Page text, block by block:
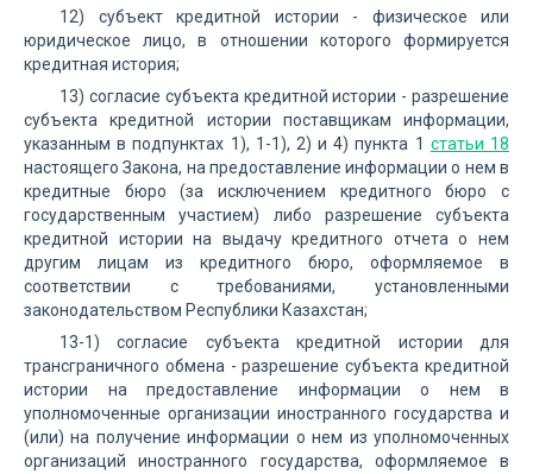
12) субъект кредитной истории - физическое или
юридическое лицо, в отношении которого формируется
кредитная история;
13) согласие субъекта кредитной истории - разрешение
субъекта кредитной истории поставщикам информации,
указанным в подпунктах 1), 1-1), 2) и 4) пункта 1 статьи 18
настоящего Закона, на предоставление информации о нем в
кредитные бюро (за исключением кредитного бюро с
государственным участием) либо разрешение субъекта
кредитной истории на выдачу кредитного отчета о нем
другим лицам из кредитного бюро, оформляемое в
соответствии с требованиями, установленными
законодательством Республики Казахстан;
13-1) согласие субъекта кредитной истории для
трансграничного обмена - разрешение субъекта кредитной
истории на предоставление информации о нем в
уполномоченные организации иностранного государства и
(или) на получение информации о нем из уполномоченных
организаций иностранного государства, оформляемое в